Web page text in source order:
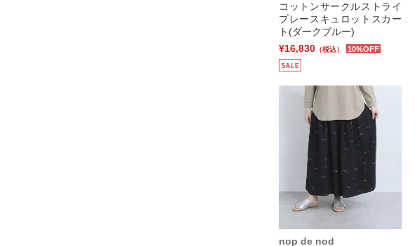
コットンサークルストライ
プレースキュロットスカー
ト(ダークブルー)
¥16,830 （税込） 10%OFF
nop de nod